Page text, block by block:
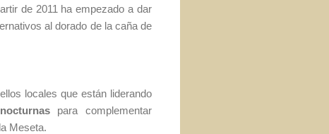
de 2011 ha empezado a dar
al dorado de la caña de
locales que están liderando
para complementar
Meseta.